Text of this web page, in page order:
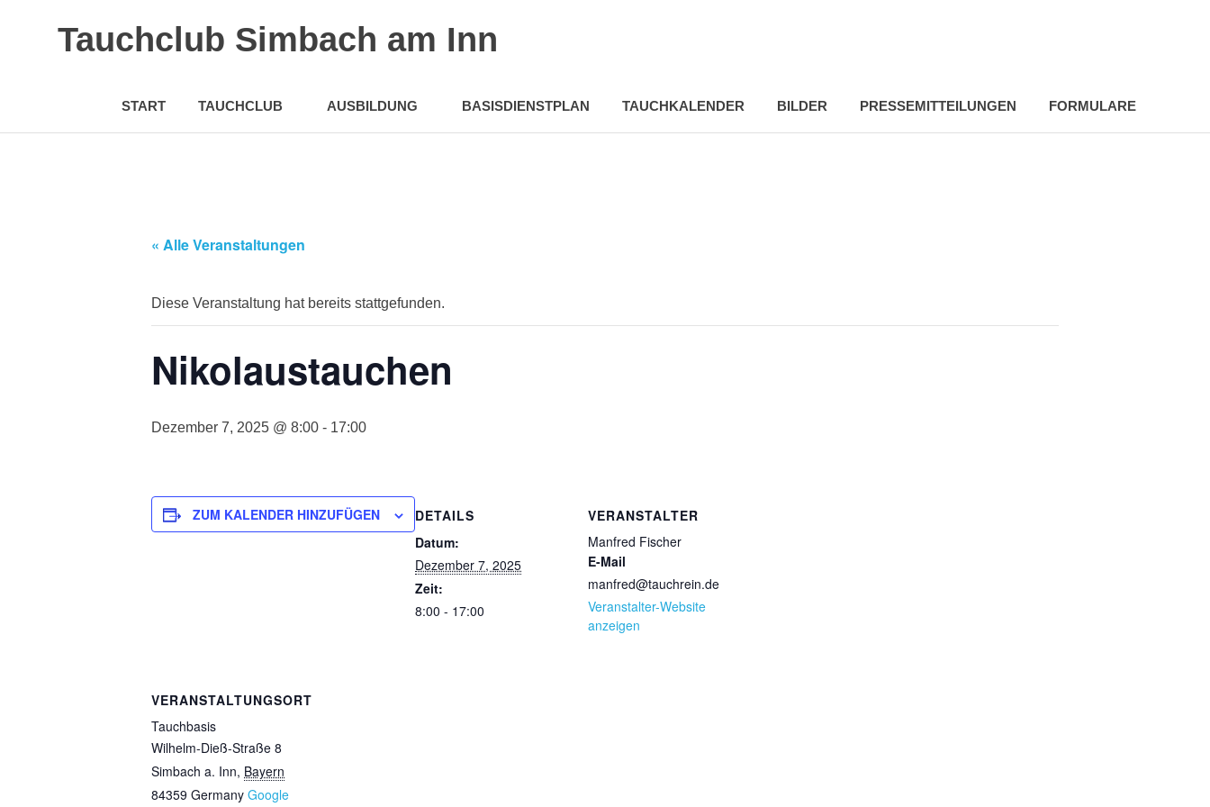
Tauchclub Simbach am Inn
START TAUCHCLUB AUSBILDUNG BASISDIENSTPLAN TAUCHKALENDER BILDER PRESSEMITTEILUNGEN FORMULARE
« Alle Veranstaltungen
Diese Veranstaltung hat bereits stattgefunden.
Nikolaustauchen
Dezember 7, 2025 @ 8:00 - 17:00
ZUM KALENDER HINZUFÜGEN
DETAILS
Datum:
Dezember 7, 2025
Zeit:
8:00 - 17:00
VERANSTALTER
Manfred Fischer
E-Mail
manfred@tauchrein.de
Veranstalter-Website
anzeigen
VERANSTALTUNGSORT
Tauchbasis
Wilhelm-Dieß-Straße 8
Simbach a. Inn, Bayern
84359 Germany Google